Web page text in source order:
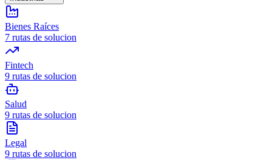
Bienes Raíces
7 rutas de solucion
Fintech
9 rutas de solucion
Salud
9 rutas de solucion
Legal
9 rutas de solucion